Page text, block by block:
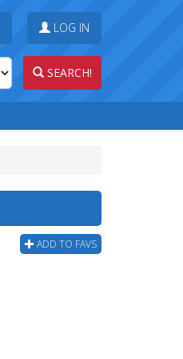
LOG IN
SEARCH!
ADD TO FAVS